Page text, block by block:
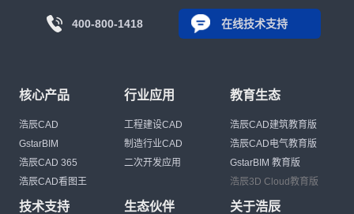
400-800-1418 在线技术支持
核心产品
浩辰CAD
GstarBIM
浩辰CAD 365
浩辰CAD看图王
行业应用
工程建设CAD
制造行业CAD
二次开发应用
教育生态
浩辰CAD建筑教育版
浩辰CAD电气教育版
GstarBIM 教育版
浩辰3D Cloud教育版
技术支持 生态伙伴 关于浩辰